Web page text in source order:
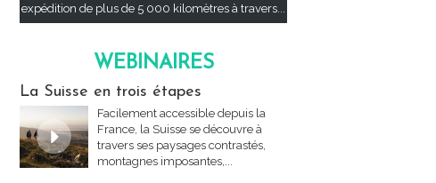
expédition de plus de 5 000 kilomètres à travers...
WEBINAIRES
La Suisse en trois étapes
Facilement accessible depuis la
France, la Suisse se découvre à
travers ses paysages contrastés,
montagnes imposantes,...